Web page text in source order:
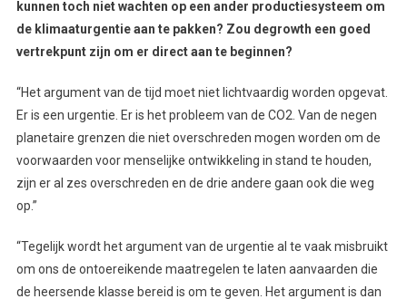
kunnen toch niet wachten op een ander productiesysteem om
de klimaaturgentie aan te pakken? Zou degrowth een goed
vertrekpunt zijn om er direct aan te beginnen?
“Het argument van de tijd moet niet lichtvaardig worden opgevat.
Er is een urgentie. Er is het probleem van de CO2. Van de negen
planetaire grenzen die niet overschreden mogen worden om de
voorwaarden voor menselijke ontwikkeling in stand te houden,
zijn er al zes overschreden en de drie andere gaan ook die weg
op.”
“Tegelijk wordt het argument van de urgentie al te vaak misbruikt
om ons de ontoereikende maatregelen te laten aanvaarden die
de heersende klasse bereid is om te geven. Het argument is dan